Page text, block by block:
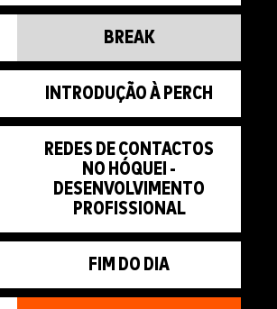
BREAK
INTRODUÇÃO À PERCH
REDES DE CONTACTOS
NO HÓQUEI -
DESENVOLVIMENTO
PROFISSIONAL
FIM DO DIA